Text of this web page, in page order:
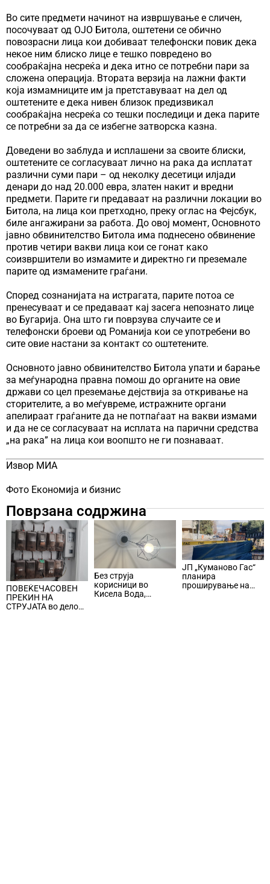
Во сите предмети начинот на извршување е сличен,
посочуваат од ОЈО Битола, оштетени се обично
повозрасни лица кои добиваат телефонски повик дека
некое ним блиско лице е тешко повредено во
сообраќајна несреќа и дека итно се потребни пари за
сложена операција. Втората верзија на лажни факти
која измамниците им ја претставуваат на дел од
оштетените е дека нивен близок предизвикал
сообраќајна несреќа со тешки последици и дека парите
се потребни за да се избегне затворска казна.
Доведени во заблуда и исплашени за своите блиски,
оштетените се согласуваат лично на рака да исплатат
различни суми пари – од неколку десетици илјади
денари до над 20.000 евра, златен накит и вредни
предмети. Парите ги предаваат на различни локации во
Битола, на лица кои претходно, преку оглас на Фејсбук,
биле ангажирани за работа. До овој момент, Основното
јавно обвинителство Битола има поднесено обвинение
против четири вакви лица кои се гонат како
соизвршители во измамите и директно ги преземале
парите од измамените граѓани.
Според сознанијата на истрагата, парите потоа се
пренесуваат и се предаваат кај засега непознато лице
во Бугарија. Она што ги поврзува случаите се и
телефонски броеви од Романија кои се употребени во
сите овие настани за контакт со оштетените.
Основното јавно обвинителство Битола упати и барање
за меѓународна правна помош до органите на овие
држави со цел преземање дејствија за откривање на
сторителите, а во меѓувреме, истражните органи
апелираат граѓаните да не потпаѓаат на вакви измами
и да не се согласуваат на исплата на парични средства
„на рака” на лица кои воопшто не ги познаваат.
Извор МИА
Фото Економија и бизнис
Поврзана содржина
ПОВЕЌЕЧАСОВЕН
ПРЕКИН НА
СТРУЈАТА во делови
Без струја
корисници во
Кисела Вода,
ЈП „Куманово Гас“
планира
проширување на